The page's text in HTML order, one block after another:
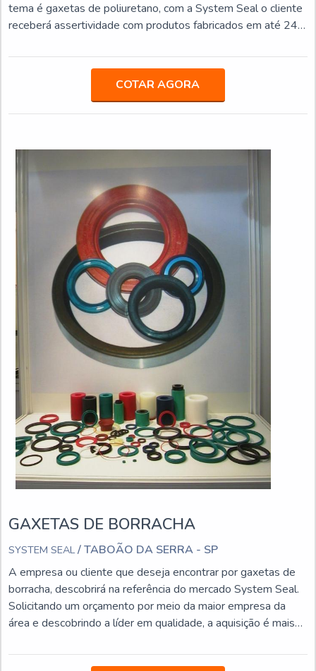
tema é gaxetas de poliuretano, com a System Seal o cliente
receberá assertividade com produtos fabricados em até 24
POLIURETANOA System Seal canaliza seus recursos em
são realizadas as atividades e estrutura suficiente para ate...
COTAR AGORA
GAXETAS DE BORRACHA
SYSTEM SEAL / TABOÃO DA SERRA - SP
A empresa ou cliente que deseja encontrar por gaxetas de
borracha, descobrirá na referência do mercado System Seal.
Solicitando um orçamento por meio da maior empresa da
área e descobrindo a líder em qualidade, a aquisição é mais
GAXETAS DE BORRACHASe alguém busca por gaxetas de